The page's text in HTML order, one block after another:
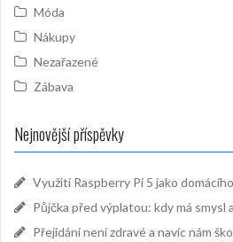
Móda
Nákupy
Nezařazené
Zábava
Nejnovější příspěvky
Využití Raspberry Pi 5 jako
Půjčka před výplatou: kdy má smysl
Přejídání není zdravé a navíc nám